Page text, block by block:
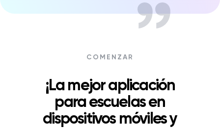
COMENZAR
¡La mejor aplicación
para escuelas en
dispositivos móviles y